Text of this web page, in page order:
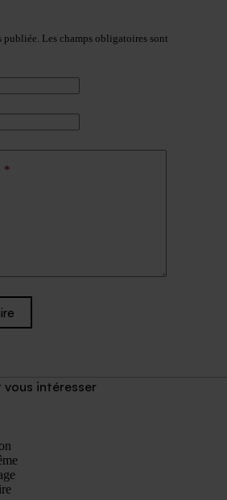
publiée. Les champs obligatoires sont
*
intéresser